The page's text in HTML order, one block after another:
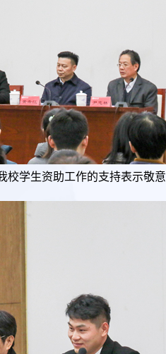
学生资助工作的支持表示敬